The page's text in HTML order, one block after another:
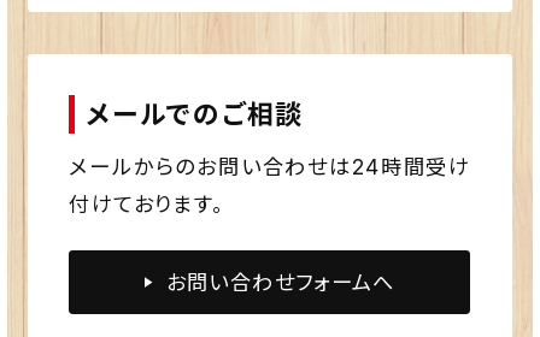
メールでのご相談
メールからのお問い合わせは24時間受け
付けております。
お問い合わせフォームへ